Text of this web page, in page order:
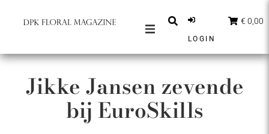
LOGIN
€ 0,00
Jikke Jansen zevende
bij EuroSkills